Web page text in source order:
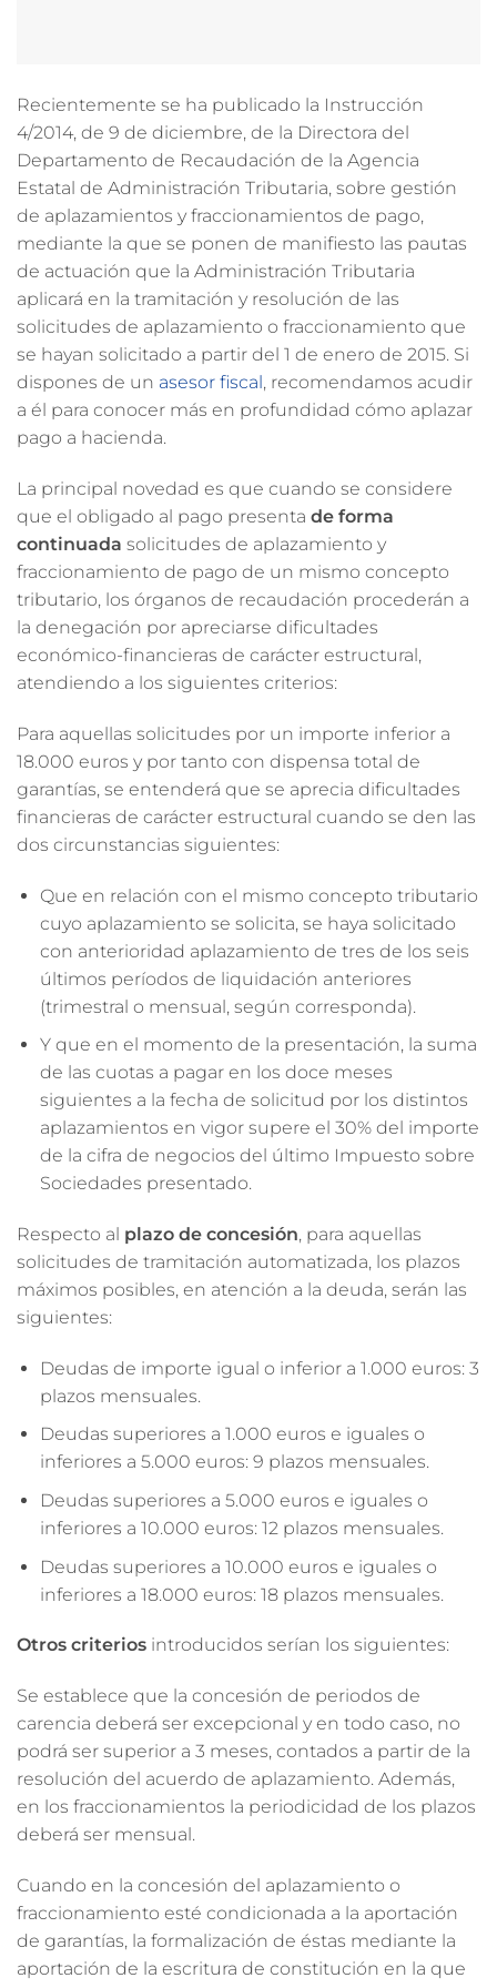
Recientemente se ha publicado la Instrucción
4/2014, de 9 de diciembre, de la Directora del
Departamento de Recaudación de la Agencia
Estatal de Administración Tributaria, sobre gestión
de aplazamientos y fraccionamientos de pago,
mediante la que se ponen de manifiesto las pautas
de actuación que la Administración Tributaria
aplicará en la tramitación y resolución de las
solicitudes de aplazamiento o fraccionamiento que
se hayan solicitado a partir del 1 de enero de 2015. Si
dispones de un asesor fiscal , recomendamos acudir
a él para conocer más en profundidad cómo aplazar
pago a hacienda.
La principal novedad es que cuando se considere
que el obligado al pago presenta de forma
continuada solicitudes de aplazamiento y
fraccionamiento de pago de un mismo concepto
tributario, los órganos de recaudación procederán a
la denegación por apreciarse dificultades
económico-financieras de carácter estructural,
atendiendo a los siguientes criterios:
Para aquellas solicitudes por un importe inferior a
18.000 euros y por tanto con dispensa total de
garantías, se entenderá que se aprecia dificultades
financieras de carácter estructural cuando se den las
dos circunstancias siguientes:
Que en relación con el mismo concepto tributario
cuyo aplazamiento se solicita, se haya solicitado
con anterioridad aplazamiento de tres de los seis
últimos períodos de liquidación anteriores
(trimestral o mensual, según corresponda).
Y que en el momento de la presentación, la suma
de las cuotas a pagar en los doce meses
siguientes a la fecha de solicitud por los distintos
aplazamientos en vigor supere el 30% del importe
de la cifra de negocios del último Impuesto sobre
Sociedades presentado.
Respecto al plazo de concesión, para aquellas
solicitudes de tramitación automatizada, los plazos
máximos posibles, en atención a la deuda, serán las
siguientes:
Deudas de importe igual o inferior a 1.000 euros: 3
plazos mensuales.
Deudas superiores a 1.000 euros e iguales o
inferiores a 5.000 euros: 9 plazos mensuales.
Deudas superiores a 5.000 euros e iguales o
inferiores a 10.000 euros: 12 plazos mensuales.
Deudas superiores a 10.000 euros e iguales o
inferiores a 18.000 euros: 18 plazos mensuales.
Otros criterios introducidos serían los siguientes:
Se establece que la concesión de periodos de
carencia deberá ser excepcional y en todo caso, no
podrá ser superior a 3 meses, contados a partir de la
resolución del acuerdo de aplazamiento. Además,
en los fraccionamientos la periodicidad de los plazos
deberá ser mensual.
Cuando en la concesión del aplazamiento o
fraccionamiento esté condicionada a la aportación
de garantías, la formalización de éstas mediante la
aportación de la escritura de constitución en la que